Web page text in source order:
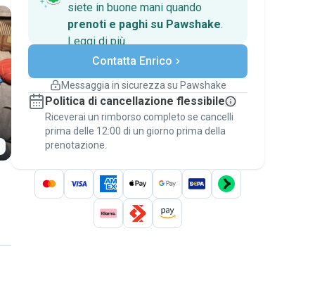
siete in buone mani quando
prenoti e paghi su Pawshake.
Leggi di piùPagamenti sicuri
Assistenza se i piani
Prenotazioni coperte
Stai su Pawshake - dal primo messaggio al
pagamento - per attivare laGaranzia
Pawshake.
Contatta Enrico
Messaggia in sicurezza su Pawshake
Politica di cancellazione flessibile
Riceverai un rimborso completo se cancelli
prima delle 12:00 di un giorno prima della
prenotazione.